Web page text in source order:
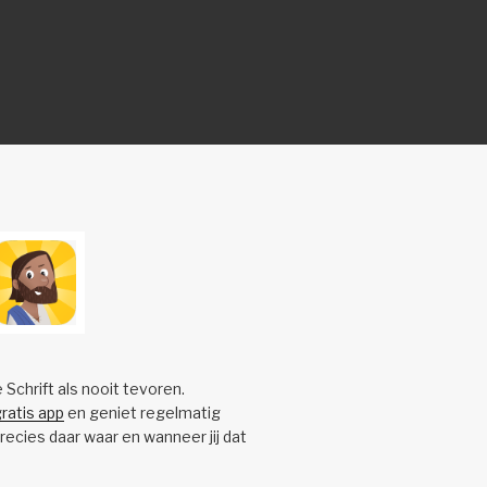
Schrift als nooit tevoren.
app en geniet regelmatig
daar waar en wanneer jij dat